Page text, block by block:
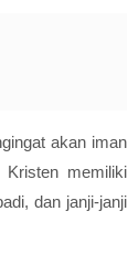
akan iman
Kristen memiliki
dan janji-janji